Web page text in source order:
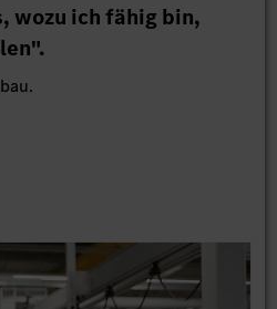
wozu ich fähig bin,